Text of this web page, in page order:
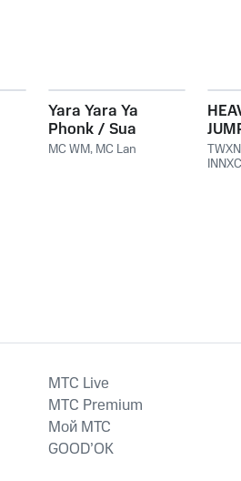
Yara Yara Ya
Phonk / Sua
Amiga Eu Vou
MC WM, MC Lan
MTС Live
MTС Premium
Мой МТС
GOOD’OK